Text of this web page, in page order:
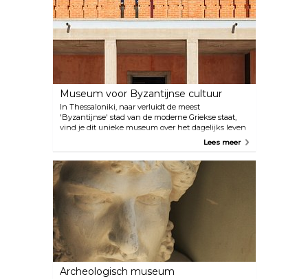
Museum voor Byzantijnse cultuur
In Thessaloniki, naar verluidt de meest
'Byzantijnse' stad van de moderne Griekse staat,
vind je dit unieke museum over het dagelijks leven
tijdens de Byzantijnse en post-Byzantijnse periode,
samenleving. Mis het museumcafé niet na je
bezoek!
Lees meer
Archeologisch museum